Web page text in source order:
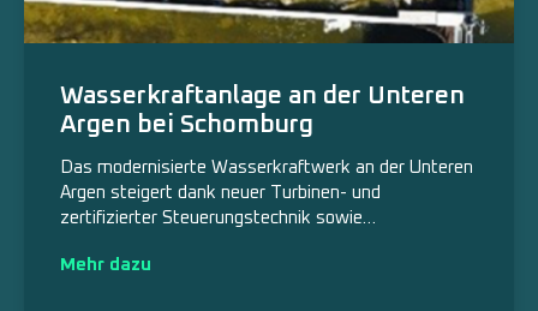
Wasserkraftanlage an der Unteren
Argen bei Schomburg
Das modernisierte Wasserkraftwerk an der Unteren
Argen steigert dank neuer Turbinen- und
zertifizierter Steuerungstechnik sowie…
Mehr dazu